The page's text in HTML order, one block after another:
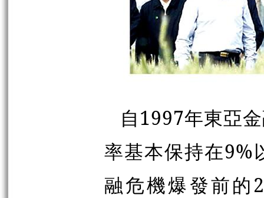
自1997年東亞
率基本保持在9%
融危機爆發前的